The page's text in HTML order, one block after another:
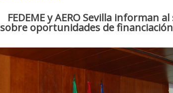
FEDEME y AERO Sevilla informan
sobre oportunidades de